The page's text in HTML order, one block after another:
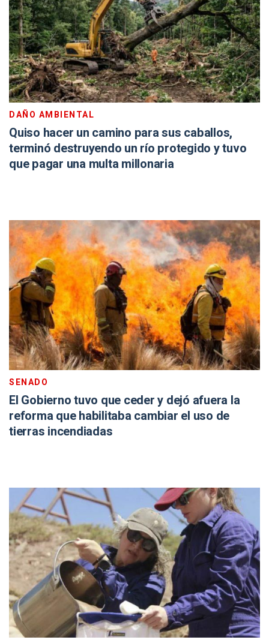
DAÑO AMBIENTAL
Quiso hacer un camino para sus caballos,
terminó destruyendo un río protegido y tuvo
que pagar una multa millonaria
SENADO
El Gobierno tuvo que ceder y dejó afuera la
reforma que habilitaba cambiar el uso de
tierras incendiadas